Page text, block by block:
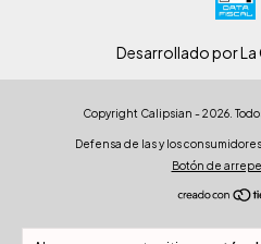
Desarrollado por La
Copyright Calipsian - 2026.
Defensa de las y los
Botón de